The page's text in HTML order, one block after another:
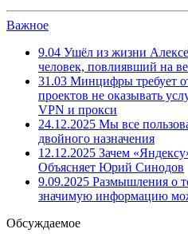
Важное
9.04 Ушёл из жизни
человек, повлиявший на
31.03 Минцифры требует
проектов не оказывать
VPN и прокси
24.12.2025 Мы все
двойного назначения
12.12.2025 Зачем
Объясняет Юрий Синодов
9.09.2025 Размышления о
значимую информацию
Обсуждаемое